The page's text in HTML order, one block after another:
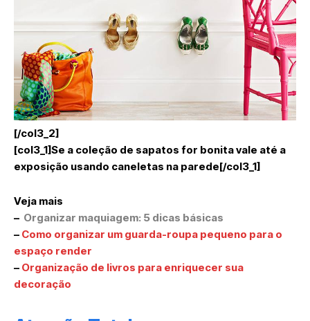
[/col3_2]
[col3_1]Se a coleção de sapatos for bonita vale até a
exposição usando caneletas na parede[/col3_1]
Veja mais
– Organizar maquiagem: 5 dicas básicas
– Como organizar um guarda-roupa pequeno para o
espaço render
– Organização de livros para enriquecer sua
decoração